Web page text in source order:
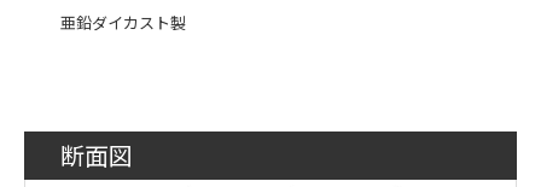
亜鉛ダイカスト製
断面図